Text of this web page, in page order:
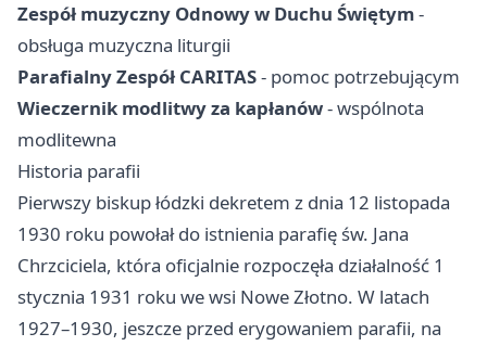
Zespół muzyczny Odnowy w Duchu Świętym-
obsługa muzyczna liturgii
Parafialny Zespół CARITAS- pomoc potrzebującym
Wieczernik modlitwy za kapłanów- wspólnota
modlitewna
Historia parafii
Pierwszy biskup łódzki dekretem z dnia 12 listopada
1930 roku powołał do istnienia parafię św. Jana
Chrzciciela, która oficjalnie rozpoczęła działalność 1
stycznia 1931 roku we wsi Nowe Złotno. W latach
1927–1930, jeszcze przed erygowaniem parafii, na